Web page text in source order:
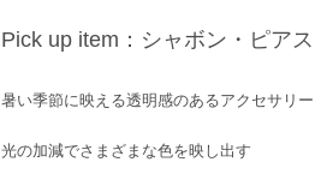
Pick up item：シャボン・ピアス
暑い季節に映える透明感のあるアクセサリー
光の加減でさまざまな色を映し出す